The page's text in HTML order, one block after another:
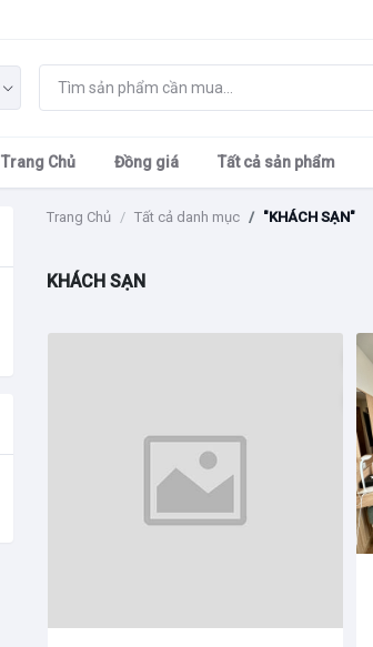
Trang Chủ Đồng giá Tất cả sản phẩm
Trang Chủ Tất cả danh mục "KHÁCH SẠN"
KHÁCH SẠN